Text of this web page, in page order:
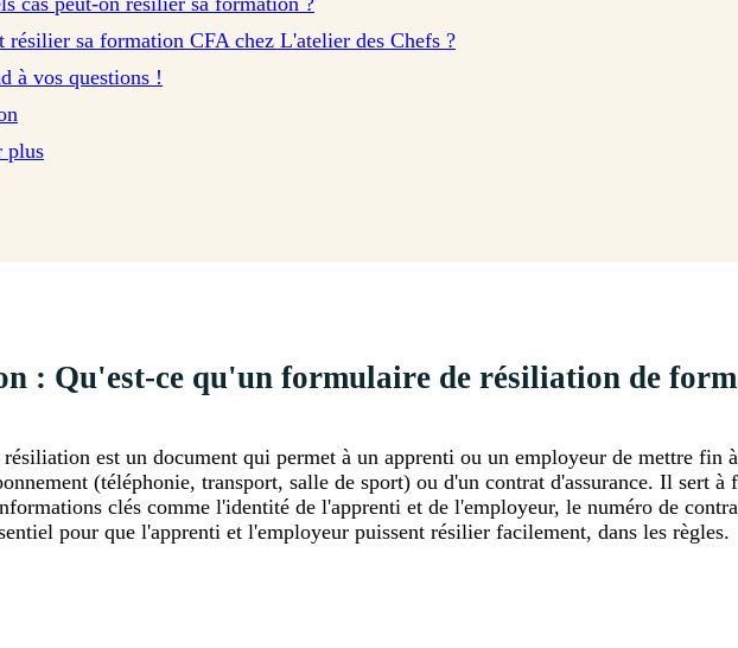
résilier sa formation CFA chez L'atelier des Chefs ?
à vos questions !
plus
: Qu'est-ce qu'un formulaire de résiliation de
est un document qui permet à un apprenti ou un employeur de mettre fin
(téléphonie, transport, salle de sport) ou d'un contrat d'assurance. Il sert à
clés comme l'identité de l'apprenti et de l'employeur, le numéro de
pour que l'apprenti et l'employeur puissent résilier facilement, dans les règles.